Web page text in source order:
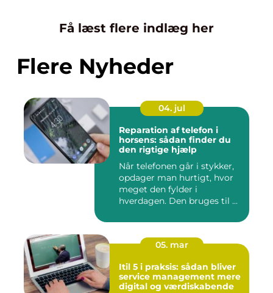
Få læst flere indlæg her
Flere Nyheder
04. jul
Reparation af telefon i
horsens: sådan finder du
den rigtige hjælp
Når telefonen går i stykker,
opdager man hurtigt, hvor
meget den fylder i
hverdagen. Den bruges til ...
05. mar
Itil 5 i praksis: sådan bliver
service management mere
digital og værdiskabende